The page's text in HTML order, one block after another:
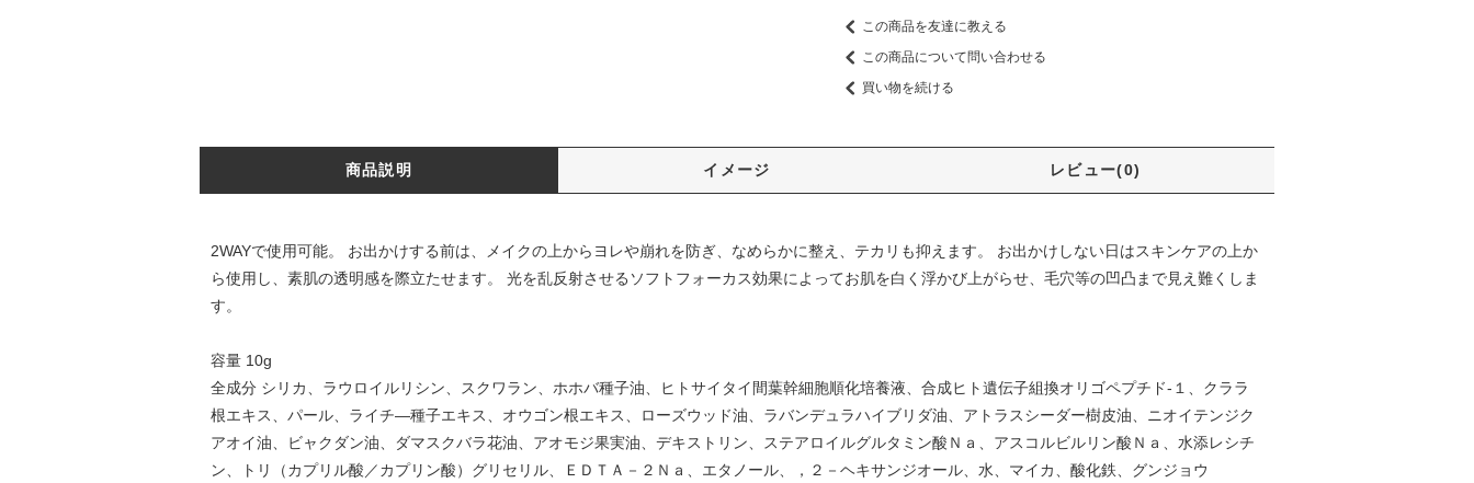
この商品を友達に教える
この商品について問い合わせる
買い物を続ける
商品説明 イメージ レビュー(0)
2WAYで使用可能。 お出かけする前は、メイクの上からヨレや崩れを防ぎ、なめらかに整え、テカリも抑えます。 お出かけしない日はスキンケアの上か
ら使用し、素肌の透明感を際立たせます。 光を乱反射させるソフトフォーカス効果によってお肌を白く浮かび上がらせ、毛穴等の凹凸まで見え難くしま
す。
容量 10g
全成分 シリカ、ラウロイルリシン、スクワラン、ホホバ種子油、ヒトサイタイ間葉幹細胞順化培養液、合成ヒト遺伝子組換オリゴペプチド-１、クララ
根エキス、パール、ライチ―種子エキス、オウゴン根エキス、ローズウッド油、ラバンデュラハイブリダ油、アトラスシーダー樹皮油、ニオイテンジク
アオイ油、ビャクダン油、ダマスクバラ花油、アオモジ果実油、デキストリン、ステアロイルグルタミン酸Ｎａ、アスコルビルリン酸Ｎａ、水添レシチ
ン、トリ（カプリル酸／カプリン酸）グリセリル、ＥＤＴＡ－２Ｎａ、エタノール、，２－ヘキサンジオール、水、マイカ、酸化鉄、グンジョウ